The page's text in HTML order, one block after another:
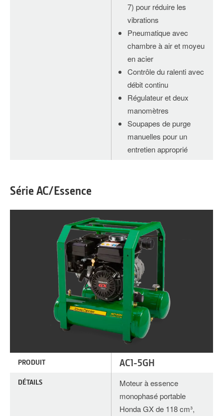
7) pour réduire les
vibrations
Pneumatique avec
chambre à air et moyeu
en acier
Contrôle du ralenti avec
débit continu
Régulateur et deux
manomètres
Soupapes de purge
manuelles pour un
entretien approprié
Série AC/Essence
PRODUIT AC1-5GH
DÉTAILS
Moteur à essence
monophasé portable
Honda GX de 118 cm³,